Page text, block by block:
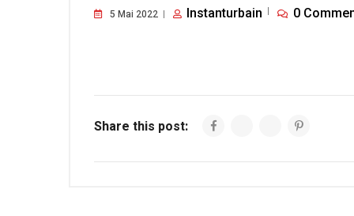
5 Mai 2022 Instanturbain 0
Share this post: